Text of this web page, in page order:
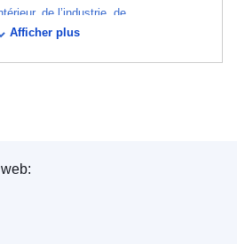
de l’industrie, de
PME(Commission européenne
Afficher plus
de l’Union européenne